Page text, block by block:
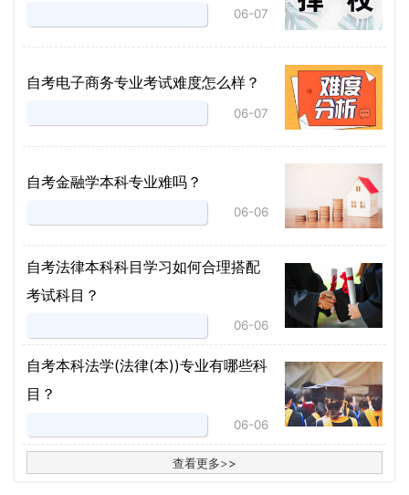
06-07
自考电子商务专业考试难度怎么样？
06-07
自考金融学本科专业难吗？
06-06
自考法律本科科目学习如何合理搭配
考试科目？
06-06
​自考本科法学(法律(本))专业有哪些科
目？
06-06
查看更多>>